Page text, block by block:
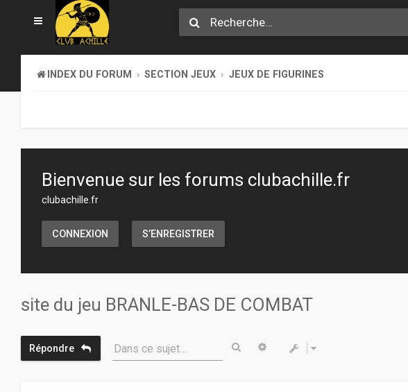
INDEX DU FORUM SECTION JEUX JEUX DE FIGURINES
Bienvenue sur les forums clubachille.fr
clubachille.fr
CONNEXION S’ENREGISTRER
site du jeu BRANLE-BAS DE COMBAT
Répondre Dans ce sujet… RechercherRecherche avancée